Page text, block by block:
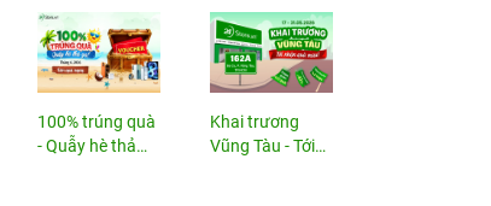
100% trúng quà
- Quẫy hè thả
Khai trương
Vũng Tàu - Tới